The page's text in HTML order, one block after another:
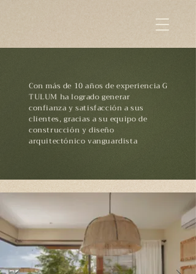
Con más de 10 años de experiencia G
TULUM ha logrado generar
confianza y satisfacción a sus
clientes, gracias a su equipo de
construcción y diseño
arquitectónico vanguardista